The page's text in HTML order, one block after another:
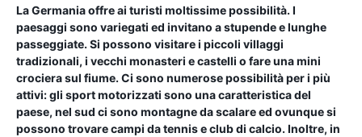
La Germania offre ai turisti moltissime possibilità. I
paesaggi sono variegati ed invitano a stupende e lunghe
passeggiate. Si possono visitare i piccoli villaggi
tradizionali, i vecchi monasteri e castelli o fare una mini
crociera sul fiume. Ci sono numerose possibilità per i più
attivi: gli sport motorizzati sono una caratteristica del
paese, nel sud ci sono montagne da scalare ed ovunque si
possono trovare campi da tennis e club di calcio. Inoltre, in